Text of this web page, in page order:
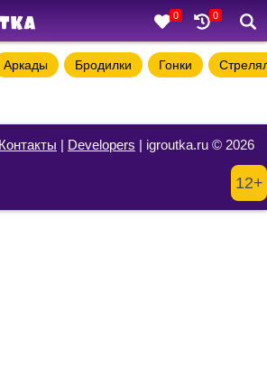
0 0
Аркады Бродилки Гонки
Контакты | Developers | igroutka.ru © 2026
12+